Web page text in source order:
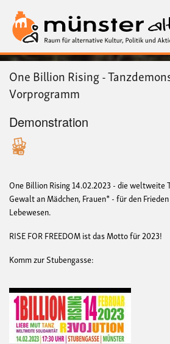
zum
Inhalt
One Billion Rising -
Vorprogramm
Demonstration
One Billion Rising 14.02.2023 - die weltweite
Gewalt an Mädchen, Frauen* - für den
Lebewesen.
RISE FOR FREEDOM ist das Motto für 2023!
Komm zur Stubengasse: